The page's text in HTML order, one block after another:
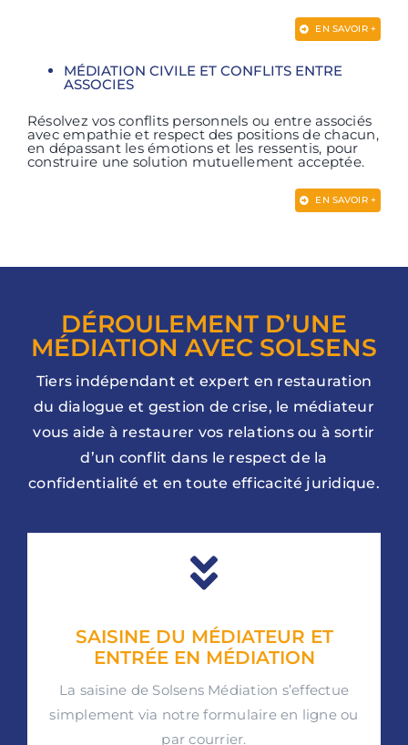
EN SAVOIR +
MÉDIATION CIVILE ET CONFLITS ENTRE
ASSOCIES
Résolvez vos conflits personnels ou entre associés
avec empathie et respect des positions de chacun,
en dépassant les émotions et les ressentis, pour
construire une solution mutuellement acceptée.
EN SAVOIR +
DÉROULEMENT D’UNE
MÉDIATION AVEC SOLSENS
Tiers indépendant et expert en restauration
du dialogue et gestion de crise, le médiateur
vous aide à restaurer vos relations ou à sortir
d’un conflit dans le respect de la
confidentialité et en toute efficacité juridique.
SAISINE DU MÉDIATEUR ET
ENTRÉE EN MÉDIATION
La saisine de Solsens Médiation s’effectue
simplement via notre formulaire en ligne ou
par courrier.